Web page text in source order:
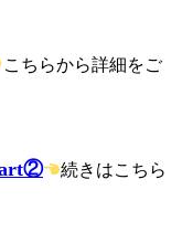
こちらから詳細をご
続きはこちら